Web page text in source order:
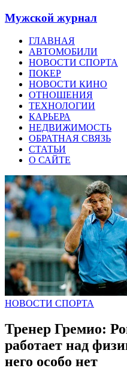
Мужской журнал
ГЛАВНАЯ
АВТОМОБИЛИ
НОВОСТИ СПОРТА
ПОКЕР
НОВОСТИ КИНО
ОТНОШЕНИЯ
ТЕХНОЛОГИИ
КАРЬЕРА
НЕДВИЖИМОСТЬ
ОБРАТНАЯ СВЯЗЬ
СТАТЬИ
О САЙТЕ
НОВОСТИ СПОРТА
Тренер Гремио:
работает над
него особо нет